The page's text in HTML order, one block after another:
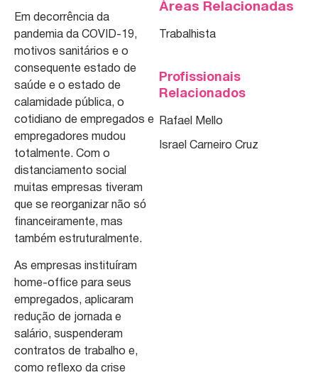
Em decorrência da
pandemia da COVID-19,
motivos sanitários e o
consequente estado de
saúde e o estado de
calamidade pública, o
cotidiano de empregados e
empregadores mudou
totalmente. Com o
distanciamento social
muitas empresas tiveram
que se reorganizar não só
financeiramente, mas
também estruturalmente.
As empresas instituíram
home-office para seus
empregados, aplicaram
redução de jornada e
salário, suspenderam
contratos de trabalho e,
como reflexo da crise
Áreas Relacionadas
Trabalhista
Profissionais
Relacionados
Rafael Mello
Israel Carneiro Cruz